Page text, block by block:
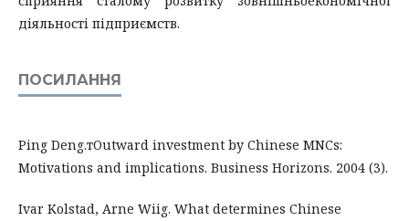
діяльності підприємств.
ПОСИЛАННЯ
Ping Deng.тOutward investment by Chinese MNCs:
Motivations and implications. Business Horizons. 2004 (3).
Ivar Kolstad, Arne Wiig. What determines Chinese